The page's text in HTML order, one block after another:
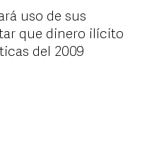
uso de sus
que dinero ilícito
del 2009